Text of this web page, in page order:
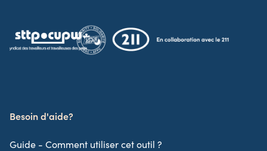
Besoin d'aide?
Guide - Comment utiliser cet outil ?